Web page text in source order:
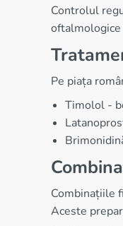
Controlul
oftalmologice
Pe piața
Timolol -
Combinațiile
Aceste